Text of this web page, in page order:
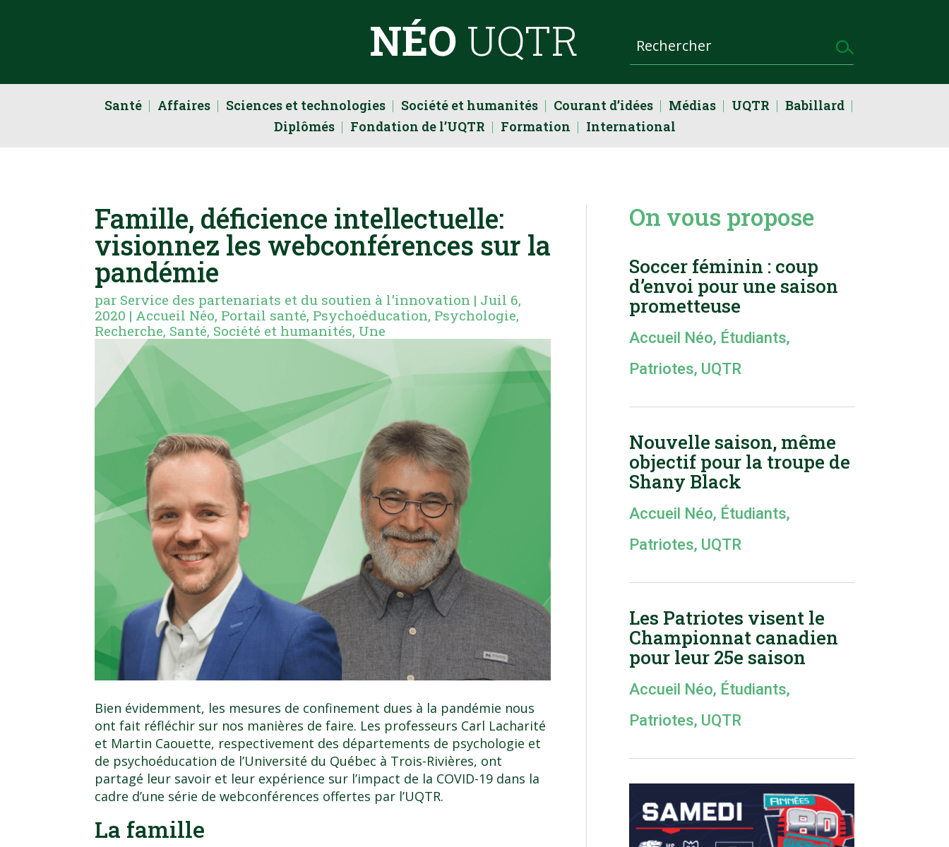
NÉO UQTR
Santé Affaires Sciences et technologies Société et humanités Courant d’idées Médias UQTR
Babillard
Diplômés
Fondation de l’UQTR Formation International
Famille, déficience intellectuelle:
visionnez les webconférences sur la
pandémie
par Service des partenariats et du soutien à l'innovation | Juil 6,
2020 | Accueil Néo, Portail santé, Psychoéducation, Psychologie,
Recherche, Santé, Société et humanités, Une
Bien évidemment, les mesures de confinement dues à la pandémie nous
ont fait réfléchir sur nos manières de faire. Les professeurs Carl Lacharité
et Martin Caouette, respectivement des départements de psychologie et
de psychoéducation de l’Université du Québec à Trois-Rivières, ont
partagé leur savoir et leur expérience sur l’impact de la COVID-19 dans la
cadre d’une série de webconférences offertes par l’UQTR.
La famille
On vous propose
Soccer féminin : coup
d’envoi pour une saison
prometteuse
Accueil Néo, Étudiants,
Patriotes, UQTR
Nouvelle saison, même
objectif pour la troupe de
Shany Black
Accueil Néo, Étudiants,
Patriotes, UQTR
Les Patriotes visent le
Championnat canadien
pour leur 25e saison
Accueil Néo, Étudiants,
Patriotes, UQTR